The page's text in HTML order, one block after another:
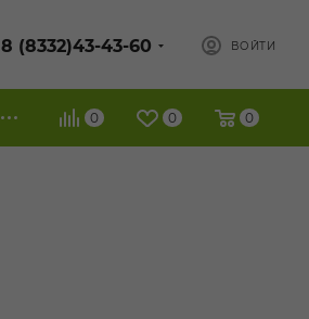
8 (8332)43-43-60 ВОЙТИ
0 0 0